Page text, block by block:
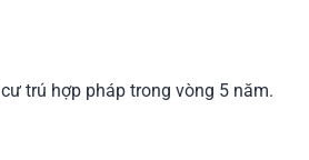
trú hợp pháp trong vòng 5 năm.